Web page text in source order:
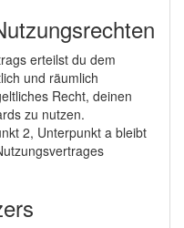
erteilst du dem
und räumlich
Recht, deinen
zu nutzen.
2, Unterpunkt a bleibt